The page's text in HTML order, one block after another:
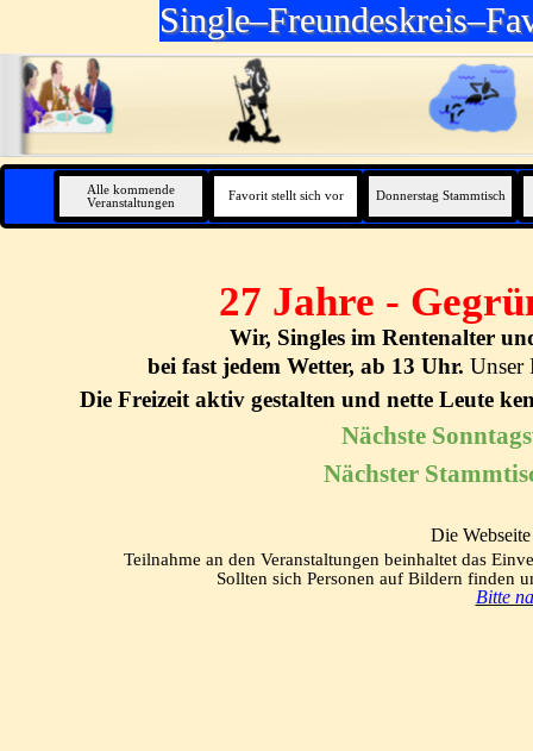
Direkt zum Seiteninhalt
Alle kommende
Veranstaltungen
Favorit stellt sich vor Donnerstag Stammtisch
27 Jahre -
Wir, Singles im Rentenalter
bei fast jedem Wetter, ab 13 Uhr. Unser
Die Freizeit aktiv gestalten und nette Leute
Nächste
Nächster
Die
Teilnahme an den Veranstaltungen beinhaltet das
Sollten sich Personen auf Bildern finden
Bitte